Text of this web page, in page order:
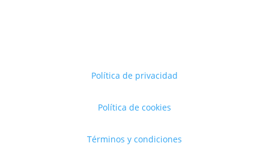
Política de privacidad
Política de cookies
Términos y condiciones